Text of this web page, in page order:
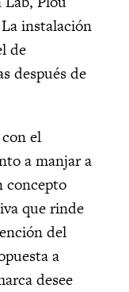
instalación
de
después de
el
a manjar a
concepto
que rinde
del
a
desee